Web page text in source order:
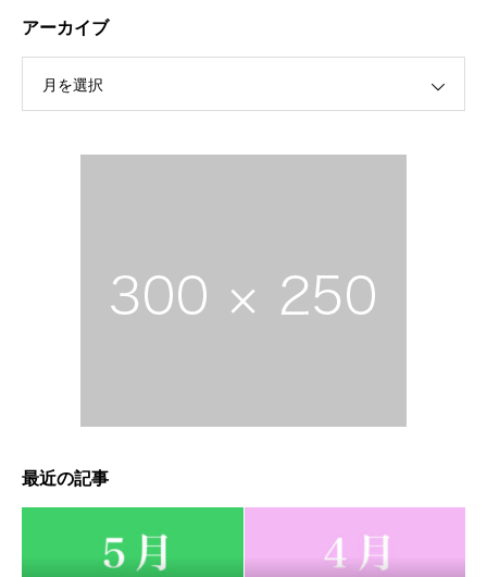
保護中: R189 ３月祭典講話（長谷川玉枝婦人）
アーカイブ
月を選択
最近の記事